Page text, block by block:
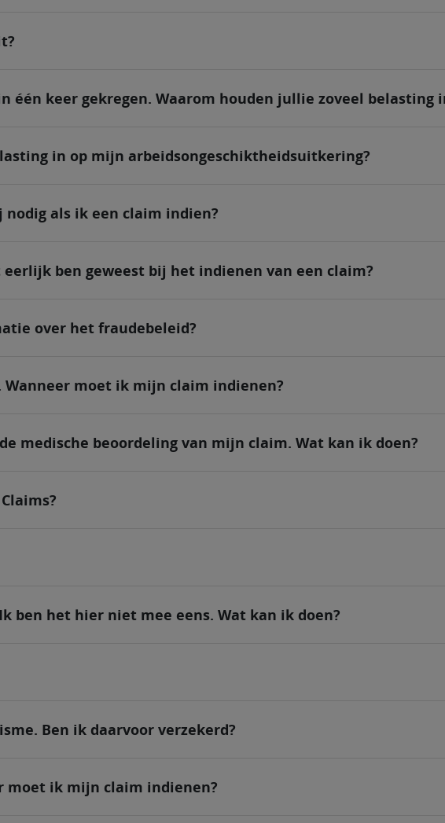
één keer gekregen. Waarom houden jullie zoveel belasting
in op mijn arbeidsongeschiktheidsuitkering?
als ik een claim indien?
ben geweest bij het indienen van een claim?
over het fraudebeleid?
Wanneer moet ik mijn claim indienen?
medische beoordeling van mijn claim. Wat kan ik doen?
ben het hier niet mee eens. Wat kan ik doen?
Ben ik daarvoor verzekerd?
moet ik mijn claim indienen?